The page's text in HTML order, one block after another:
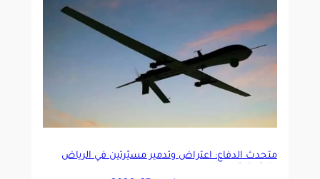
متحدث الدفاع: اعتراض وتدمير مسيّرتين في الرياض